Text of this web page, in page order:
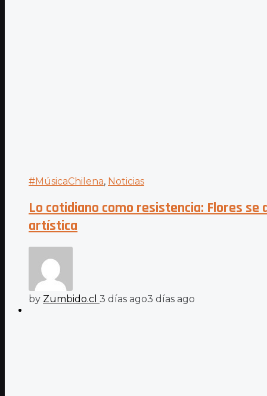
#MúsicaChilena, Noticias
Lo cotidiano como resistencia: Flores se
artística
by Zumbido.cl 3 días ago3 días ago